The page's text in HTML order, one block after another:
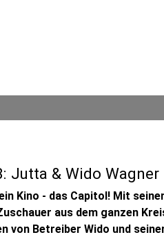
Jutta & Wido Wagner
Kino - das Capitol! Mit
aus dem ganzen
von Betreiber Wido und